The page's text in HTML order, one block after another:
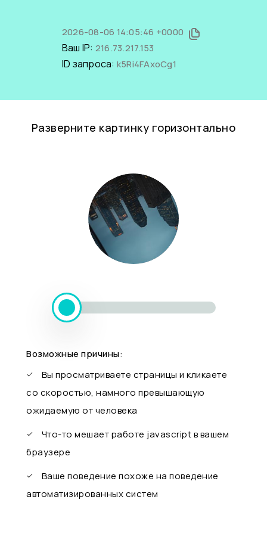
2026-08-06 14:05:46 +0000
Ваш IP: 216.73.217.153
ID запроса: k5Ri4FAxoCg1
Разверните картинку горизонтально
Возможные причины:
Вы просматриваете страницы и кликаете
со скоростью, намного превышающую
ожидаемую от человека
Что-то мешает работе javascript в вашем
браузере
Ваше поведение похоже на поведение
автоматизированных систем